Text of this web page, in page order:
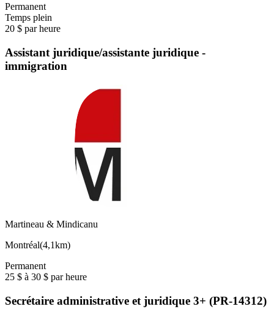
Permanent
Temps plein
20 $ par heure
Assistant juridique/assistante juridique -
immigration
Martineau & Mindicanu
Montréal(4,1km)
Permanent
25 $ à 30 $ par heure
Secrétaire administrative et juridique 3+ (PR-14312)